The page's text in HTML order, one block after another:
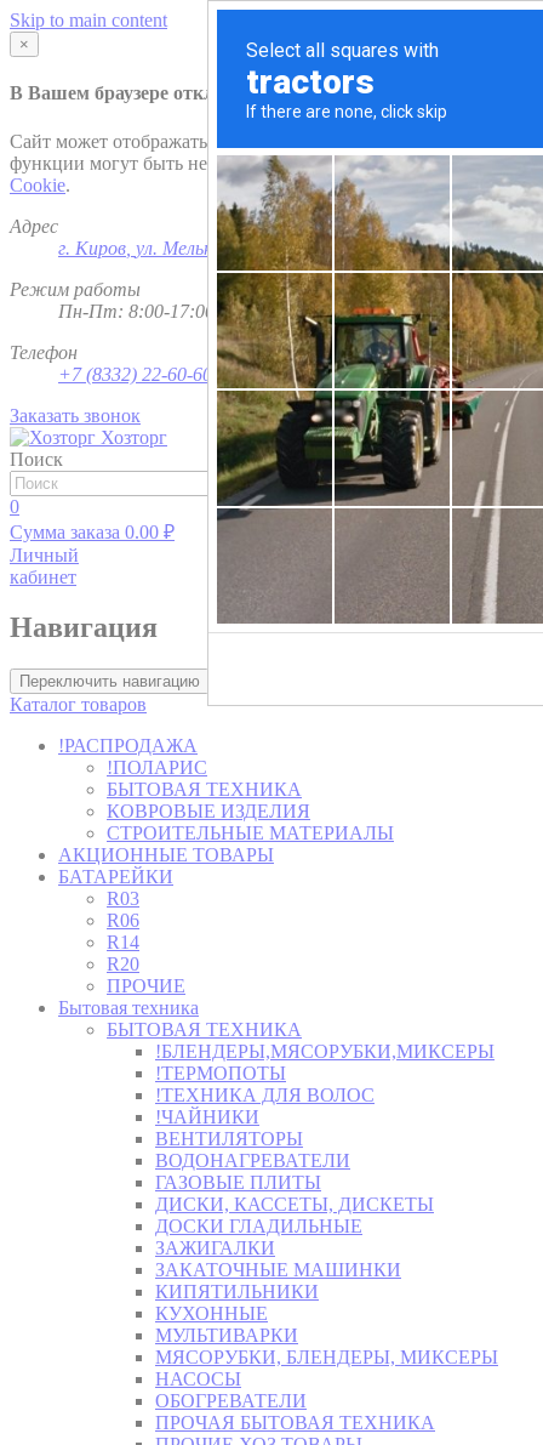
Skip to main content
×
В Вашем браузере отключена поддержкаCookie
Сайт может отображаться некорректно и/или некоторые
функции могут быть недоступны. Рекомендуем включить
Cookie.
Адрес
г. Киров ул. Мельничная, д. 1
Режим работы
Пн-Пт: 8:00-17:00; Сб - Вс - выходной
Телефон
+7 (8332) 22-60-60
Заказать звонок
Хозторг
Поиск
Найти
0
Сумма заказа 0.00 ₽
Личный
кабинет
Навигация
Переключить навигацию
Каталог товаров
!РАСПРОДАЖА
!ПОЛАРИС
БЫТОВАЯ ТЕХНИКА
КОВРОВЫЕ ИЗДЕЛИЯ
СТРОИТЕЛЬНЫЕ МАТЕРИАЛЫ
АКЦИОННЫЕ ТОВАРЫ
БАТАРЕЙКИ
R03
R06
R14
R20
ПРОЧИЕ
Бытовая техника
БЫТОВАЯ ТЕХНИКА
!БЛЕНДЕРЫ,МЯСОРУБКИ,МИКСЕРЫ
!ТЕРМОПОТЫ
!ТЕХНИКА ДЛЯ ВОЛОС
!ЧАЙНИКИ
ВЕНТИЛЯТОРЫ
ВОДОНАГРЕВАТЕЛИ
ГАЗОВЫЕ ПЛИТЫ
ДИСКИ, КАССЕТЫ, ДИСКЕТЫ
ДОСКИ ГЛАДИЛЬНЫЕ
ЗАЖИГАЛКИ
ЗАКАТОЧНЫЕ МАШИНКИ
КИПЯТИЛЬНИКИ
КУХОННЫЕ
МУЛЬТИВАРКИ
МЯСОРУБКИ, БЛЕНДЕРЫ, МИКСЕРЫ
НАСОСЫ
ОБОГРЕВАТЕЛИ
ПРОЧАЯ БЫТОВАЯ ТЕХНИКА